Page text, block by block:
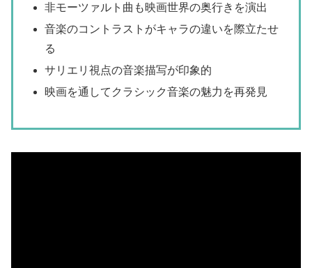
非モーツァルト曲も映画世界の奥行きを演出
音楽のコントラストがキャラの違いを際立たせ
る
サリエリ視点の音楽描写が印象的
映画を通してクラシック音楽の魅力を再発見